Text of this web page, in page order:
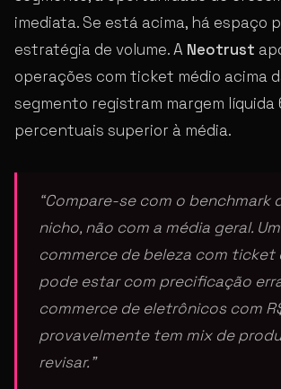
imediata. Se está acima, há espaço
estratégia de volume. A Neotrust
operações com ticket médio acima
segmento registram margem líquida
percentuais superior à média.
“Compare-se com o benchmark
nicho, não com a média geral.
commerce de beleza com ticket
pode estar com precificação
commerce de eletrônicos com
provavelmente tem mix de
revisar.”